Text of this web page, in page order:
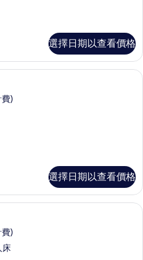
選擇日期以查看價格
迷你吧、客房內保險箱、書桌、筆電
)
選擇日期以查看價格
迷你吧、客房內保險箱、書桌、筆電
)
床